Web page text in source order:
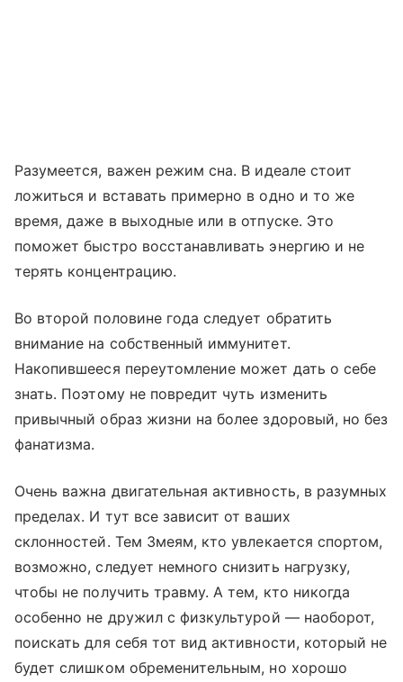
Разумеется, важен режим сна. В идеале стоит
ложиться и вставать примерно в одно и то же
время, даже в выходные или в отпуске. Это
поможет быстро восстанавливать энергию и не
терять концентрацию.
Во второй половине года следует обратить
внимание на собственный иммунитет.
Накопившееся переутомление может дать о себе
знать. Поэтому не повредит чуть изменить
привычный образ жизни на более здоровый, но без
фанатизма.
Очень важна двигательная активность, в разумных
пределах. И тут все зависит от ваших
склонностей. Тем Змеям, кто увлекается спортом,
возможно, следует немного снизить нагрузку,
чтобы не получить травму. А тем, кто никогда
особенно не дружил с физкультурой — наоборот,
поискать для себя тот вид активности, который не
будет слишком обременительным, но хорошо